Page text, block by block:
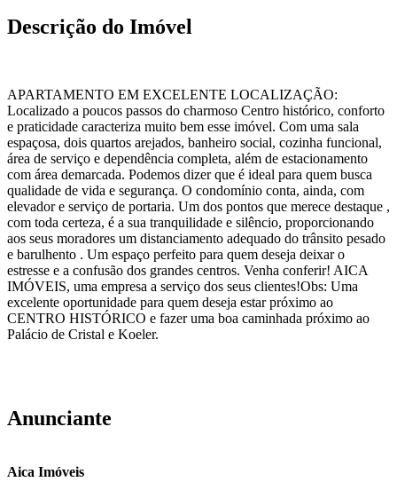
Descrição do Imóvel
APARTAMENTO EM EXCELENTE LOCALIZAÇÃO:
Localizado a poucos passos do charmoso Centro histórico, conforto
e praticidade caracteriza muito bem esse imóvel. Com uma sala
espaçosa, dois quartos arejados, banheiro social, cozinha funcional,
área de serviço e dependência completa, além de estacionamento
com área demarcada. Podemos dizer que é ideal para quem busca
qualidade de vida e segurança. O condomínio conta, ainda, com
elevador e serviço de portaria. Um dos pontos que merece destaque ,
com toda certeza, é a sua tranquilidade e silêncio, proporcionando
aos seus moradores um distanciamento adequado do trânsito pesado
e barulhento . Um espaço perfeito para quem deseja deixar o
estresse e a confusão dos grandes centros. Venha conferir! AICA
IMÓVEIS, uma empresa a serviço dos seus clientes!Obs: Uma
excelente oportunidade para quem deseja estar próximo ao
CENTRO HISTÓRICO e fazer uma boa caminhada próximo ao
Palácio de Cristal e Koeler.
Anunciante
Aica Imóveis